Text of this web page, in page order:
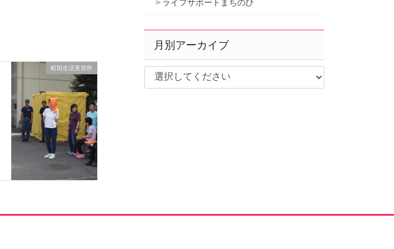
町田生活実習所
ライフサポートまちのひ
月別アーカイブ